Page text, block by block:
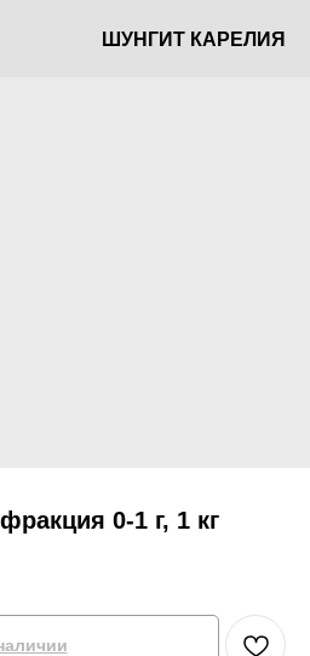
ШУНГИТ КАРЕЛИЯ
0-1 г, 1 кг